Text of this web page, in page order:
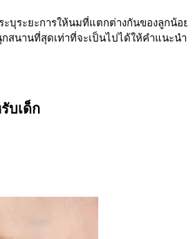
บุระยะการให้นมที่แตกต่างกันของลูกน้อย
สนานที่สุดเท่าที่จะเป็นไปได้ให้คำแนะน
บเด็ก
ชนาการสำหรับเด็ก